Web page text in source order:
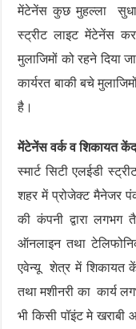
मेंटेनेंस कुछ मुहल्ला
स्ट्रीट लाइट मेंटेनेंस
मुलाजिमों को रहने दिया
कार्यरत बाकी बचे
है।
मेंटेनेंस वर्क व शिकायत
स्मार्ट सिटी एलईडी
शहर में प्रोजेक्ट मैनेजर
की कंपनी द्वारा
ऑनलाइन तथा
एवेन्यू शेत्र में शिकायत
तथा मशीनरी का कार्य
भी किसी पॉइंट मे